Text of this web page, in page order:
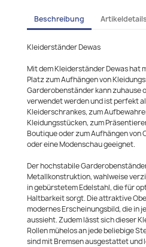
Beschreibung Artikeldetails
Kleiderständer Dewas
Mit dem Kleiderständer Dewas hat
Platz zum Aufhängen von
Garderobenständer kann zuhause
verwendet werden und ist perfekt
Kleiderschrankes, zum
Kleidungsstücken, zum
Boutique oder zum Aufhängen
oder eine Modenschau geeignet.
Der hochstabile
Metallkonstruktion, wahlweise
in gebürstetem Edelstahl, die für
Haltbarkeit sorgt. Die attraktive
modernes Erscheinungsbild, die in
aussieht. Zudem lässt sich dieser
Rollen mühelos an jede beliebige
sind mit Bremsen ausgestattet